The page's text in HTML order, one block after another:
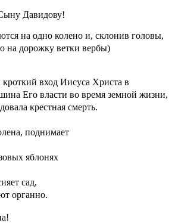
Давидову!
на одно колено и, склонив головы,
на дорожку ветки вербы)
вход Иисуса Христа в
Его власти во время земной жизни,
крестная смерть.
поднимает
яблонях
сад,